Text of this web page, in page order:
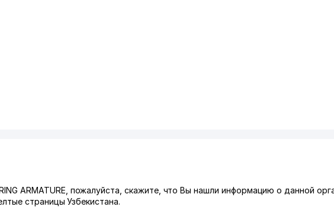
ARMATURE, пожалуйста, скажите, что Вы нашли информацию о данной
страницы Узбекистана.